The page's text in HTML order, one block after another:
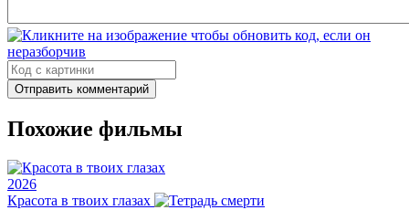
Отправить комментарий
Похожие фильмы
2026
Красота в твоих глазах